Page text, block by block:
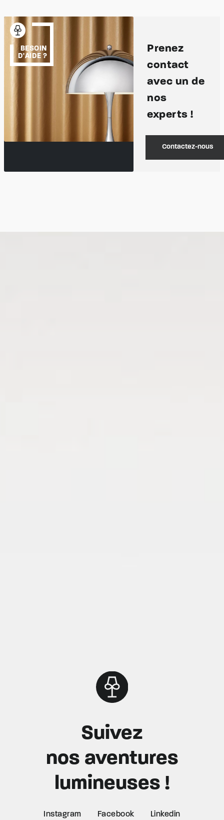
BESOIN
D'AIDE ?
Prenez
contact
avec un de
nos
experts !
Contactez-nous
Suivez
nos aventures
lumineuses !
Instagram Facebook Linkedin